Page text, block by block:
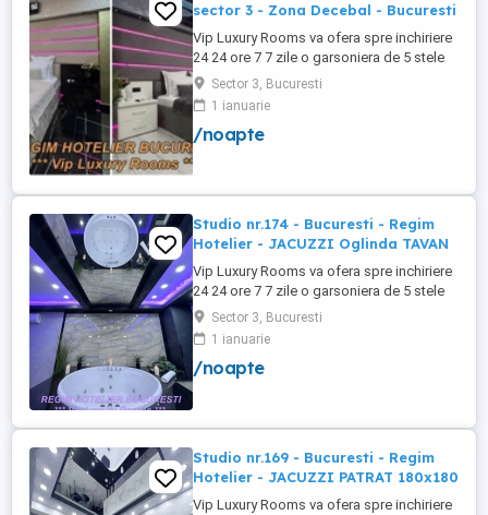
sector 3 - Zona Decebal - Bucuresti
Vip Luxury Rooms va ofera spre inchiriere
24 24 ore 7 7 zile o garsoniera de 5 stele
Luxoase cu un desing unic si deosebit in
Sector 3 Bucuresti . Garsoniera se alfa in
Complex Rezidential Nou . Monitorizare
Video in Complex ( de la Politia Locala
Sector 3, Bucuresti
1 ianuarie
/noapte
Studio nr.174 - Bucuresti - Regim
Hotelier - JACUZZI Oglinda TAVAN
Vip Luxury Rooms va ofera spre inchiriere
24 24 ore 7 7 zile o garsoniera de 5 stele
Luxoase cu un desing unic si deosebit in
Sector 3 Bucuresti . Garsoniera se alfa in
Complex Rezidential Nou . Acces Bariera
Monitorizare Video in Complex ( de la
Sector 3, Bucuresti
1 ianuarie
/noapte
Studio nr.169 - Bucuresti - Regim
Hotelier - JACUZZI PATRAT 180x180
Vip Luxury Rooms va ofera spre inchiriere